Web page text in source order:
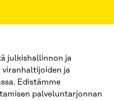
julkishallinnon ja
ja
Edistämme
palveluntarjonnan